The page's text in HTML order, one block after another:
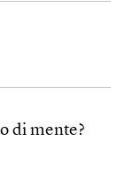
di mente?